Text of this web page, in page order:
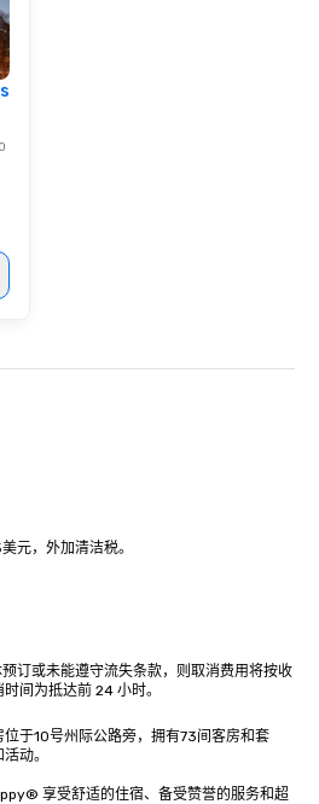
元，外加清洁税。
订或未能遵守流失条款，则取消费用将按收
间为抵达前 24 小时。
于10号州际公路旁，拥有73间客房和套
动。
享受舒适的住宿、备受赞誉的服务和超